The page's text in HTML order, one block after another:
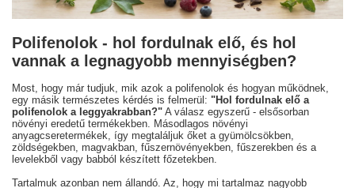
Polifenolok - hol fordulnak elő, és hol
vannak a legnagyobb mennyiségben?
Most, hogy már tudjuk, mik azok a polifenolok és hogyan működnek,
egy másik természetes kérdés is felmerül: "Hol fordulnak elő a
polifenolok a leggyakrabban?" A válasz egyszerű - elsősorban
növényi eredetű termékekben. Másodlagos növényi
anyagcseretermékek, így megtaláljuk őket a gyümölcsökben,
zöldségekben, magvakban, fűszernövényekben, fűszerekben és a
levelekből vagy babból készített főzetekben.
Tartalmuk azonban nem állandó. Az, hogy mi tartalmaz nagyobb